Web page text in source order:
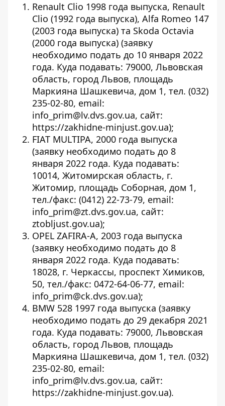
Renault Clio 1998 года выпуска, Renault
Clio (1992 года выпуска), Alfa Romeo 147
(2003 года выпуска) та Skoda Octavia
(2000 года выпуска) (заявку
необходимо подать до 10 января 2022
года. Куда подавать: 79000, Львовская
область, город Львов, площадь
Маркияна Шашкевича, дом 1, тел. (032)
235-02-80, email:
info_prim@lv.dvs.gov.ua, сайт:
https://zakhidne-minjust.gov.ua);
FIAT MULTIPA, 2000 года выпуска
(заявку необходимо подать до 8
января 2022 года. Куда подавать:
10014, Житомирская область, г.
Житомир, площадь Соборная, дом 1,
тел./факс: (0412) 22-73-79, email:
info_prim@zt.dvs.gov.ua, сайт:
ztobljust.gov.ua);
OPEL ZAFIRA-А, 2003 года выпуска
(заявку необходимо подать до 8
января 2022 года. Куда подавать:
18028, г. Черкассы, проспект Химиков,
50, тел./факс: 0472-64-06-77, email:
info_prim@ck.dvs.gov.ua);
BMW 528 1997 года выпуска (заявку
необходимо подать до 29 декабря 2021
года. Куда подавать: 79000, Львовская
область, город Львов, площадь
Маркияна Шашкевича, дом 1, тел. (032)
235-02-80, email:
info_prim@lv.dvs.gov.ua, сайт:
https://zakhidne-minjust.gov.ua).